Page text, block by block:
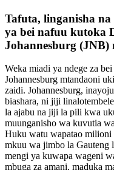
Tafuta, linganisha
ya bei nafuu kutoka
Johannesburg (JNB)
Weka miadi ya ndege za
Johannesburg mtandaoni
zaidi. Johannesburg,
biashara, ni jiji
la ajabu na jiji la pili kwa
muunganisho wa kuvutia
Huku watu wapatao
mkuu wa jimbo la
mengi ya kuwapa wageni
mbuga za amani, maduka